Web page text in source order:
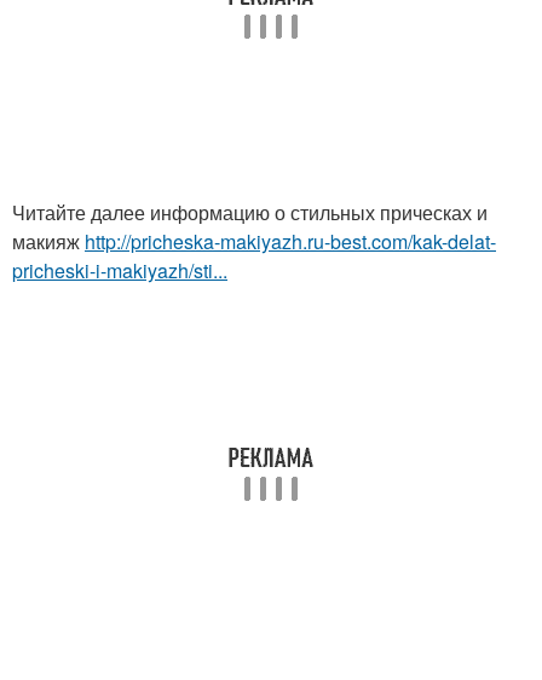
Читайте далее информацию о стильных прическах и
макияж http://pricheska-makiyazh.ru-best.com/kak-delat-
pricheski-i-makiyazh/sti...